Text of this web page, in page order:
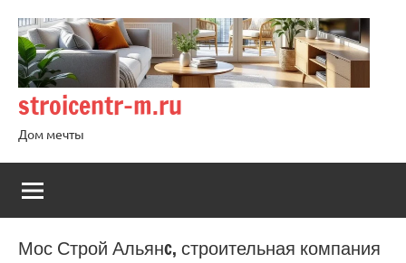
содержимому
stroicentr-m.ru
Дом мечты
Мос Строй Альянc, строительная компания